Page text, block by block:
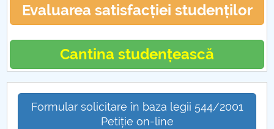
Evaluarea satisfacției studenților
Cantina studențească
Formular solicitare în baza legii 544/2001
Petiție on-line